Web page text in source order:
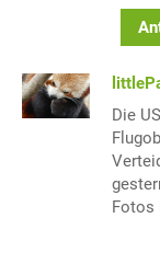
Die
Fotos